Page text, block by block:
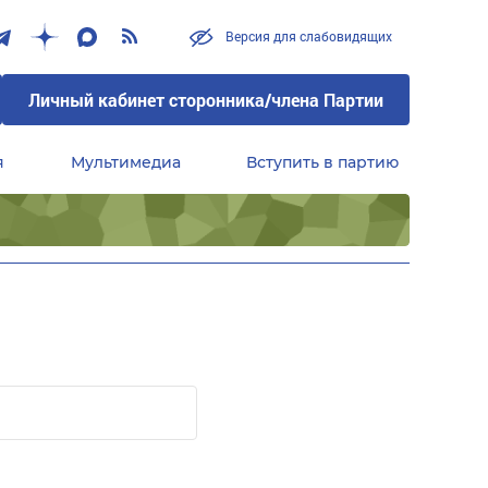
Версия для слабовидящих
Личный кабинет сторонника/члена Партии
Мультимедиа Вступить в партию